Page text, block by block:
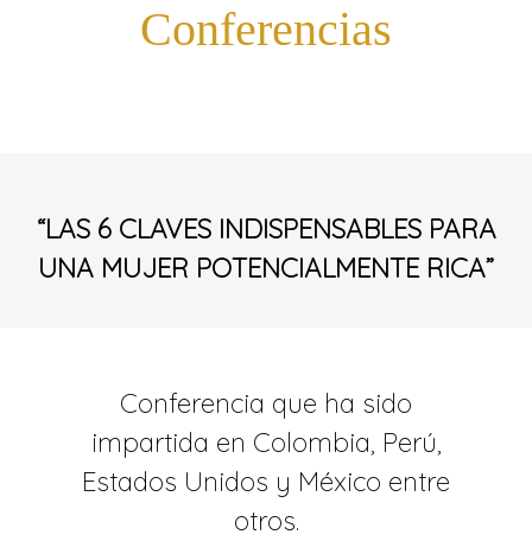
Conferencias
“LAS 6 CLAVES INDISPENSABLES PARA
UNA MUJER POTENCIALMENTE RICA”
Conferencia que ha sido
impartida en Colombia, Perú,
Estados Unidos y México entre
otros.